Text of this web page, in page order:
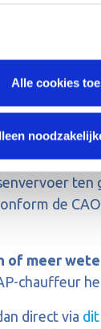
Alle cookies
en
innovatieve
ten
de
of meer
chauffeur
direct via